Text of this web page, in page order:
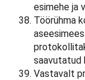
esimehe ja
Töörühma
saavutatud
Vastavalt